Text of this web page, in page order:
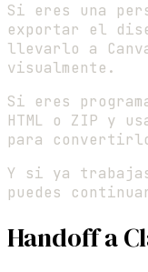
Si eres una
exportar el
llevarlo a
visualmente.
Si eres
HTML o ZIP y
para
Y si ya trabajas
puedes
Handoff a